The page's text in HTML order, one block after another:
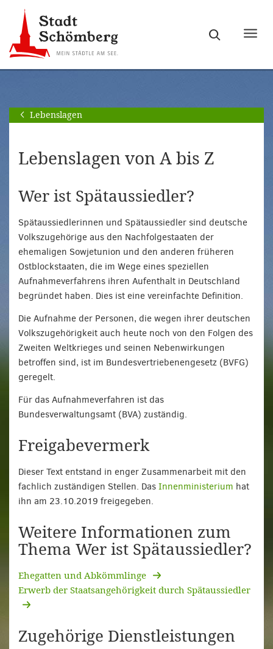
Hauptnavigation
springen
[Alt]+
Seiteninhalt
springen
[Alt]+
Lebenslagen
Lebenslagen von A bis Z
Wer ist Spätaussiedler?
Spätaussiedlerinnen und Spätaussiedler sind deutsche
Volkszugehörige aus den Nachfolgestaaten der
ehemaligen Sowjetunion und den anderen früheren
Ostblockstaaten, die im Wege eines speziellen
Aufnahmeverfahrens ihren Aufenthalt in Deutschland
begründet haben. Dies ist eine vereinfachte Definition.
Die Aufnahme der Personen, die wegen ihrer deutschen
Volkszugehörigkeit auch heute noch von den Folgen des
Zweiten Weltkrieges und seinen Nebenwirkungen
betroffen sind, ist im Bundesvertriebenengesetz (BVFG)
geregelt.
Für das Aufnahmeverfahren ist das
Bundesverwaltungsamt (BVA) zuständig.
Freigabevermerk
Dieser Text entstand in enger Zusammenarbeit mit den
fachlich zuständigen Stellen. Das Innenministerium hat
ihn am 23.10.2019 freigegeben.
Weitere Informationen zum
Thema Wer ist Spätaussiedler?
Ehegatten und Abkömmlinge
Erwerb der Staatsangehörigkeit durch Spätaussiedler
Zugehörige Dienstleistungen